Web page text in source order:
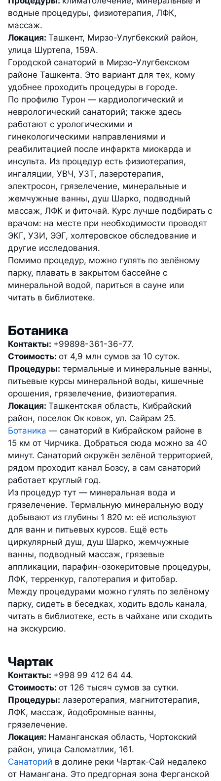
водные процедуры, физиотерапия, ЛФК,
массаж.
Локация: Ташкент, Мирзо-Улугбекский район,
улица Шуртепа, 159А.
Городской санаторий в Мирзо-Улугбекском
районе Ташкента. Это вариант для тех, кому
удобнее проходить процедуры в городе.
По профилю Турон — кардиологический и
неврологический санаторий; также здесь
работают с урологическими и
гинекологическими направлениями и
реабилитацией после инфаркта миокарда и
инсульта. Из процедур есть физиотерапия,
ингаляции, УВЧ, УЗТ, лазеротерапия,
электросон, грязелечение, минеральные и
жемчужные ванны, душ Шарко, подводный
массаж, ЛФК и фиточай. Курс лучше подбирать с
врачом: на месте при необходимости проводят
ЭКГ, УЗИ, ЭЭГ, холтеровское обследование и
другие исследования.
Помимо процедур, можно гулять по зелёному
парку, плавать в закрытом бассейне с
минеральной водой, париться в сауне или
читать в библиотеке.
Ботаника
Контакты: +99898-361-36-77.
Стоимость: от 4,9 млн сумов за 10 суток.
Процедуры: термальные и минеральные ванны,
питьевые курсы минеральной воды, кишечные
орошения, грязелечение, физиотерапия.
Локация: Ташкентская область, Кибрайский
район, поселок Ок ковок, ул. Сайрам 25.
Ботаника — санаторий в Кибрайском районе в
15 км от Чирчика. Добраться сюда можно за 40
минут. Санаторий окружён зелёной территорией,
рядом проходит канал Бозсу, а сам санаторий
работает круглый год.
Из процедур тут — минеральная вода и
грязелечение. Термальную минеральную воду
добывают из глубины 1 820 м: её используют
для ванн и питьевых курсов. Ещё есть
циркулярный душ, душ Шарко, жемчужные
ванны, подводный массаж, грязевые
аппликации, парафин-озокеритовые процедуры,
ЛФК, терренкур, галотерапия и фитобар.
Между процедурами можно гулять по зелёному
парку, сидеть в беседках, ходить вдоль канала,
читать в библиотеке, есть в чайхане или сходить
на экскурсию.
Чартак
Контакты: +998 99 412 64 44.
Стоимость: от 126 тысяч сумов за сутки.
Процедуры: лазеротерапия, магнитотерапия,
ЛФК, массаж, йодобромные ванны,
грязелечение.
Локация: Наманганская область, Чортокский
район, улица Саломатлик, 161.
Санаторий в долине реки Чартак-Сай недалеко
от Намангана. Это предгорная зона Ферганской